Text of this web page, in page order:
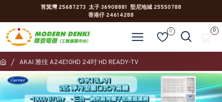
筲箕灣 25687273 太子 36908881 堅尼地城 25550788
香港仔 24614288
0 0
AKAI 雅佳 A24E10HD 24吋 HD READY-TV